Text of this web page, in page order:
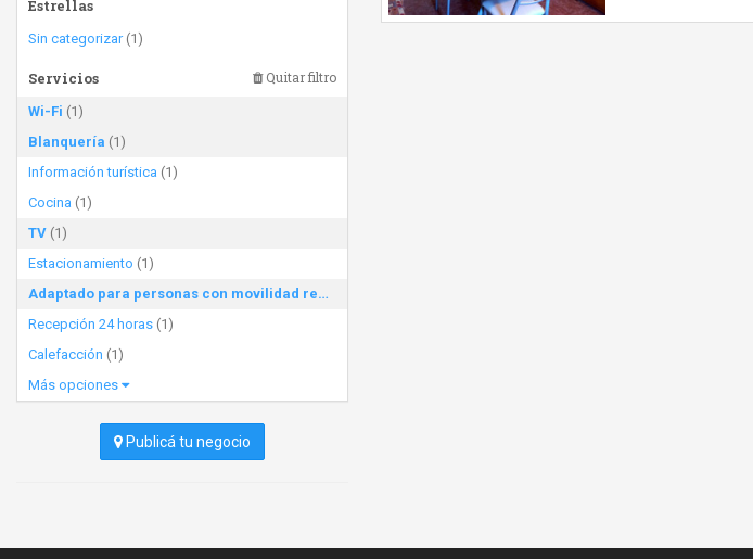
Estrellas
Sin categorizar(1)
Servicios Quitar filtro
Wi-Fi (1)
Blanquería (1)
Información turística (1)
Cocina (1)
TV (1)
Estacionamiento (1)
Adaptado para personas con movilidad reducida
Recepción 24 horas (1)
Calefacción (1)
Más opciones
Publicá tu negocio